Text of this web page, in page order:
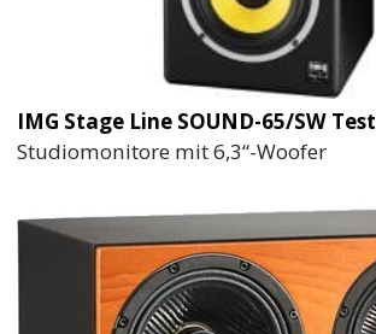
IMG Stage Line SOUND-65/SW Test
Studiomonitore mit 6,3“-Woofer